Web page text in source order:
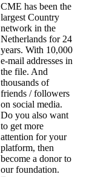
CME has been the
largest Country
network in the
Netherlands for 24
years. With 10,000
e-mail addresses in
the file. And
thousands of
friends / followers
on social media.
Do you also want
to get more
attention for your
platform, then
become a donor to
our foundation.